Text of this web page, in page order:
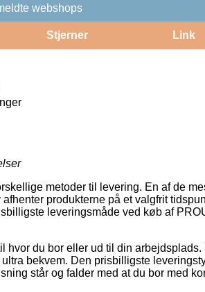
webshops
Stjerner Link
metoder til levering. En af de
produkterne på et valgfrit
leveringsmåde ved køb af
du bor eller ud til din arbejdsplads.
bekvem. Den prisbilligste
står og falder med at du bor med